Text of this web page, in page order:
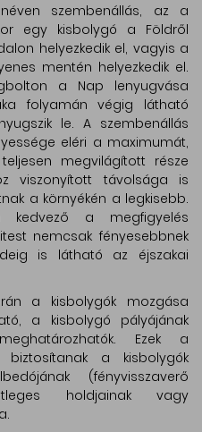
szembenállás, az a
egy kisbolygó a Földről
helyezkedik el, vagyis a
mentén helyezkedik el.
a Nap lenyugvása
folyamán végig látható
le. A szembenállás
eléri a maximumát,
megvilágított része
viszonyított távolsága is
a környékén a legkisebb.
kedvező a megfigyelés
nemcsak fényesebbnek
is látható az éjszakai
a kisbolygók mozgása
a kisbolygó pályájának
Ezek a
biztosítanak a kisbolygók
(fényvisszaverő
holdjainak vagy